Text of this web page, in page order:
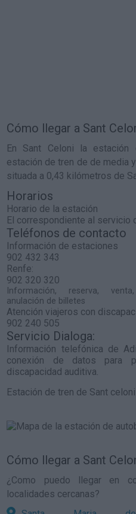
Cómo llegar a Sant
En Sant Celoni la
estación de tren de de media
situada a 0,43 kilómetros de
Horarios
Horario de la estación
El correspondiente al servicio
Teléfonos de contacto
Información de estaciones
902 432 343
Renfe:
902 320 320
Información, reserva,
anulación de billetes
Atención viajeros con
902 240 505
Servicio Dialoga:
Información telefónica de
conexión de datos para
discapacidad auditiva.
Estación de tren de Sant
Cómo llegar a Sant
¿Como puedo llegar en
localidades cercanas?